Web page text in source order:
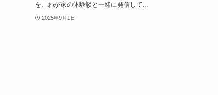
を、わが家の体験談と一緒に発信して...
2025年9月1日